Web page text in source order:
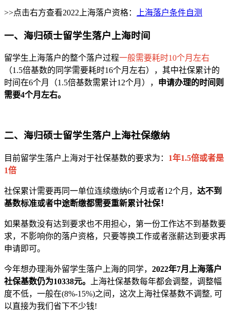
>>点击右方查看2022上海落户资格： 上海落户条件自测
一、海归硕士留学生落户上海时间
留学生上海落户的整个落户过程一般需要耗时10个月左右
（1.5倍基数的同学需要耗时16个月左右），其中社保累计的
时间在6个月（1.5倍基数需累计12个月）， 申请办理的时间则
需要4个月左右。
二、海归硕士留学生落户上海社保缴纳
目前留学生落户上海对于社保基数的要求为： 1年1.5倍或者是
1倍
社保累计需要再同一单位连续缴纳6个月或者12个月， 达不到
基数标准或者中途断缴都需要重新累计社保！
如果基数没有达到要求也不用担心，第一份工作达不到基数要
求，不影响你的落户资格，只要等换工作或者涨薪达到要求再
申请即可。
今年想办理海外留学生落户上海的同学， 2022年7月上海落户
社保基数仍为10338元。
上海社保基数每年都会调整，调整幅
度不低，一般在(8%-15%)之间，这次上海社保基数不调整, 可
以直接为我们省下不少钱!